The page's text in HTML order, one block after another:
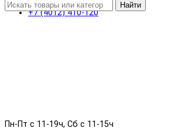
+7 (4012) 410-120
Пн-Пт с 11-19ч, Сб с 11-15ч
Найти